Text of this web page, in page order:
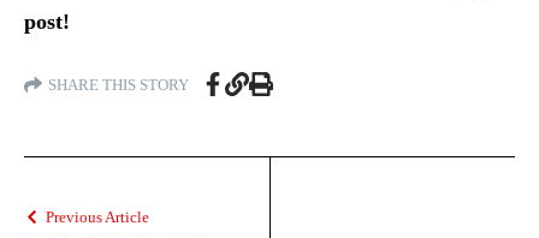
post!
SHARE THIS STORY
Previous Article